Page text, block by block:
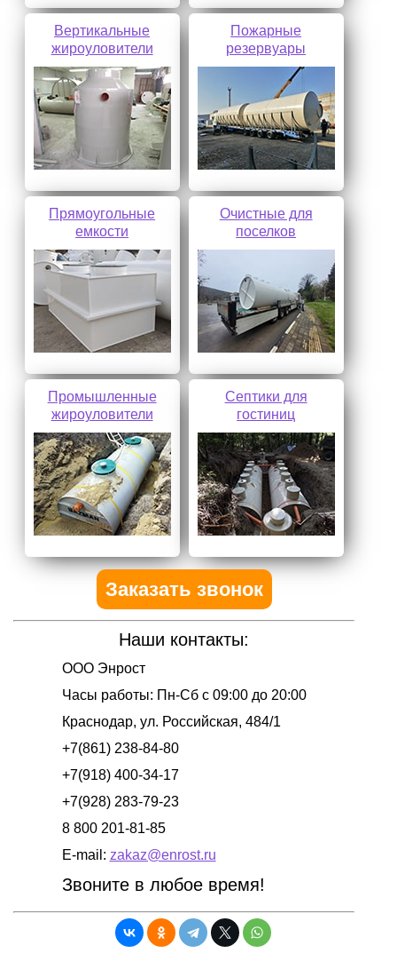
Вертикальные
жироуловители
Пожарные
резервуары
Прямоугольные
емкости
Очистные для
поселков
Промышленные
жироуловители
Септики для
гостиниц
Заказать звонок
Наши контакты:
ООО Энрост
Часы работы: Пн-Сб с 09:00 до 20:00
Краснодар, ул. Российская, 484/1
+7(861) 238-84-80
+7(918) 400-34-17
+7(928) 283-79-23
8 800 201-81-85
E-mail: zakaz@enrost.ru
Звоните в любое время!